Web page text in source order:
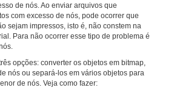
de nós. Ao enviar arquivos que
com excesso de nós, pode ocorrer que
sejam impressos, isto é, não constem na
Para não ocorrer esse tipo de problema é
opções: converter os objetos em bitmap,
nós ou separá-los em vários objetos para
de nós. Veja como fazer: